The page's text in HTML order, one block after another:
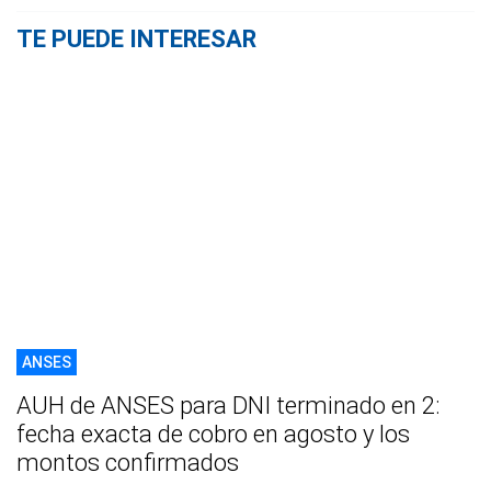
TE PUEDE INTERESAR
ANSES
AUH de ANSES para DNI terminado en 2:
fecha exacta de cobro en agosto y los
montos confirmados